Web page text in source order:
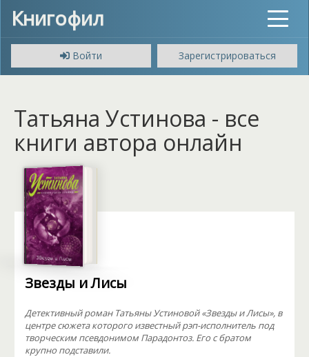
Книгофил
Toggle
Войти
Зарегистрироваться
Татьяна Устинова - все
книги автора онлайн
Звезды и Лисы
Детективный роман Татьяны Устиновой «Звезды и Лисы», в
центре сюжета которого известный рэп-исполнитель под
творческим псевдонимом Парадонтоз. Его с братом
крупно подставили.